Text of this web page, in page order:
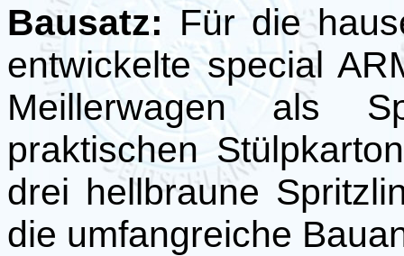
Bausatz: Für die
entwickelte special
Meillerwagen als
praktischen
drei hellbraune
die umfangreiche